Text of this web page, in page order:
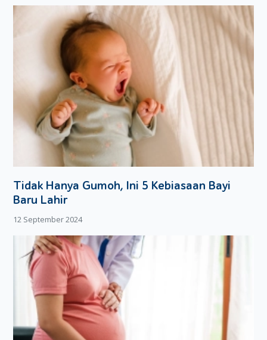
Tidak Hanya Gumoh, Ini 5 Kebiasaan Bayi
Baru Lahir
12 September 2024